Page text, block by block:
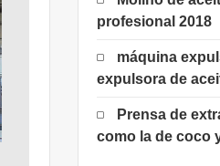
profesional 2018
máquina
expulsora de
Prensa de
como la de coco